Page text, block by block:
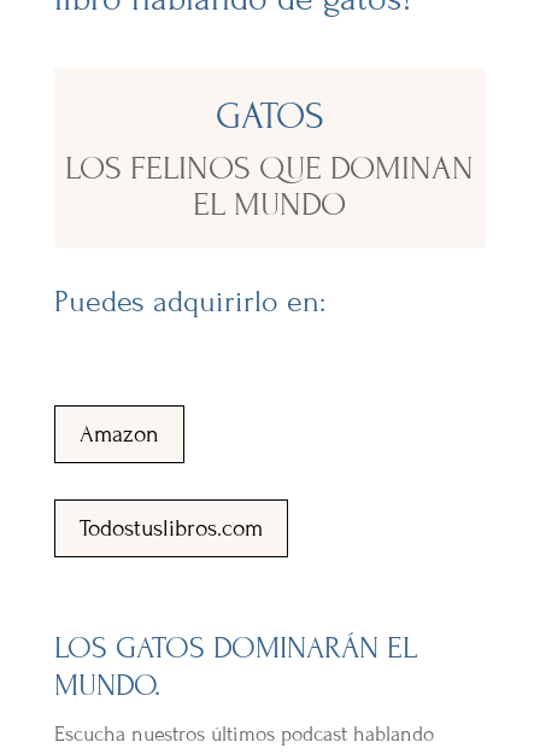
GATOS
LOS FELINOS QUE DOMINAN
EL MUNDO
Puedes adquirirlo en:
Amazon
Todostuslibros.com
LOS GATOS DOMINARÁN EL
MUNDO.
Escucha nuestros últimos podcast hablando